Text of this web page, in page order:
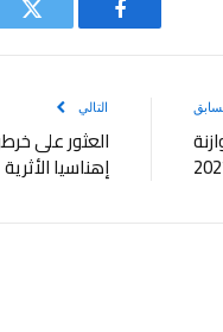
فيسبوك
التالي
العثور على
إهناسيا الأثرية